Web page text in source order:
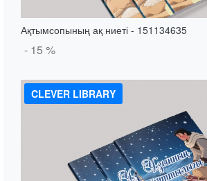
Ақтымсопының ақ ниеті - 151134635
- 15 %
CLEVER LIBRARY